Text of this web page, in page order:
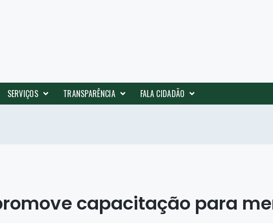
SERVIÇOS TRANSPARÊNCIA FALA CIDADÃO
capacitação para